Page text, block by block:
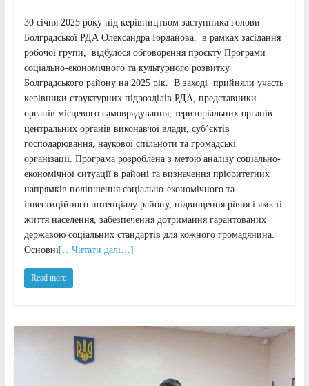
30 січня 2025 року під керівництвом заступника голови
Болградської РДА Олександра Іорданова, в рамках засідання
робочої групи, відбулося обговорення проєкту Програми
соціально-економічного та культурного розвитку
Болградського району на 2025 рік. В заході прийняли участь
керівники структурних підрозділів РДА, представники
органів місцевого самоврядування, територіальних органів
центральних органів виконавчої влади, суб’єктів
господарювання, наукової спільноти та громадські
організації. Програма розроблена з метою аналізу соціально-
економічної ситуації в районі та визначення пріоритетних
напрямків поліпшення соціально-економічного та
інвестиційного потенціалу району, підвищення рівня і якості
життя населення, забезпечення дотримання гарантованих
державою соціальних стандартів для кожного громадянина.
Основні[…Читати далі…]
Read more